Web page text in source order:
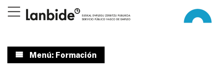
Menú: Formación